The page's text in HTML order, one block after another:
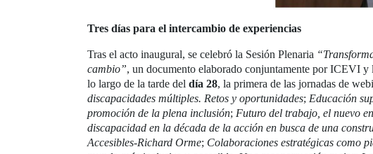
Tres días para el intercambio de experiencias
Tras el acto inaugural, se celebró la Sesión Plenaria
cambio”, un documento elaborado conjuntamente por ICEVI
lo largo de la tarde del día 28, la primera de las jornadas de
discapacidades múltiples. Retos y oportunidades; Educación
promoción de la plena inclusión; Futuro del trabajo, el nuevo
discapacidad en la década de la acción en busca de una
Accesibles-Richard Orme; Colaboraciones estratégicas como